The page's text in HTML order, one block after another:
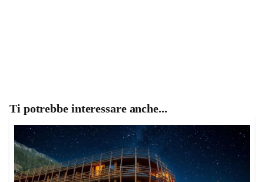
Ti potrebbe interessare anche...